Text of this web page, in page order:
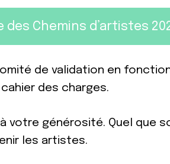
Chemins d’artistes
de validation en
des charges.
votre générosité. Quel que
les artistes.